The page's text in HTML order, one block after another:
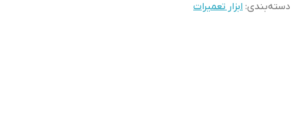
دسته‌بندی: ابزار تعمیرات